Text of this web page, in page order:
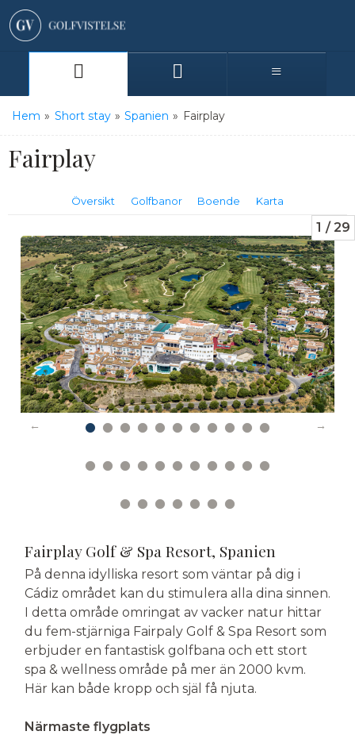
Hem » Short stay » Spanien » Fairplay
Fairplay
Översikt Golfbanor Boende Karta
1 29
Fairplay Golf & Spa Resort, Spanien
På denna idylliska resort som väntar på dig i
Cádiz området kan du stimulera alla dina sinnen.
I detta område omringat av vacker natur hittar
du fem-stjärniga Fairpaly Golf & Spa Resort som
erbjuder en fantastisk golfbana och ett stort
spa & wellness område på mer än 2000 kvm.
Här kan både kropp och själ få njuta.
Närmaste flygplats